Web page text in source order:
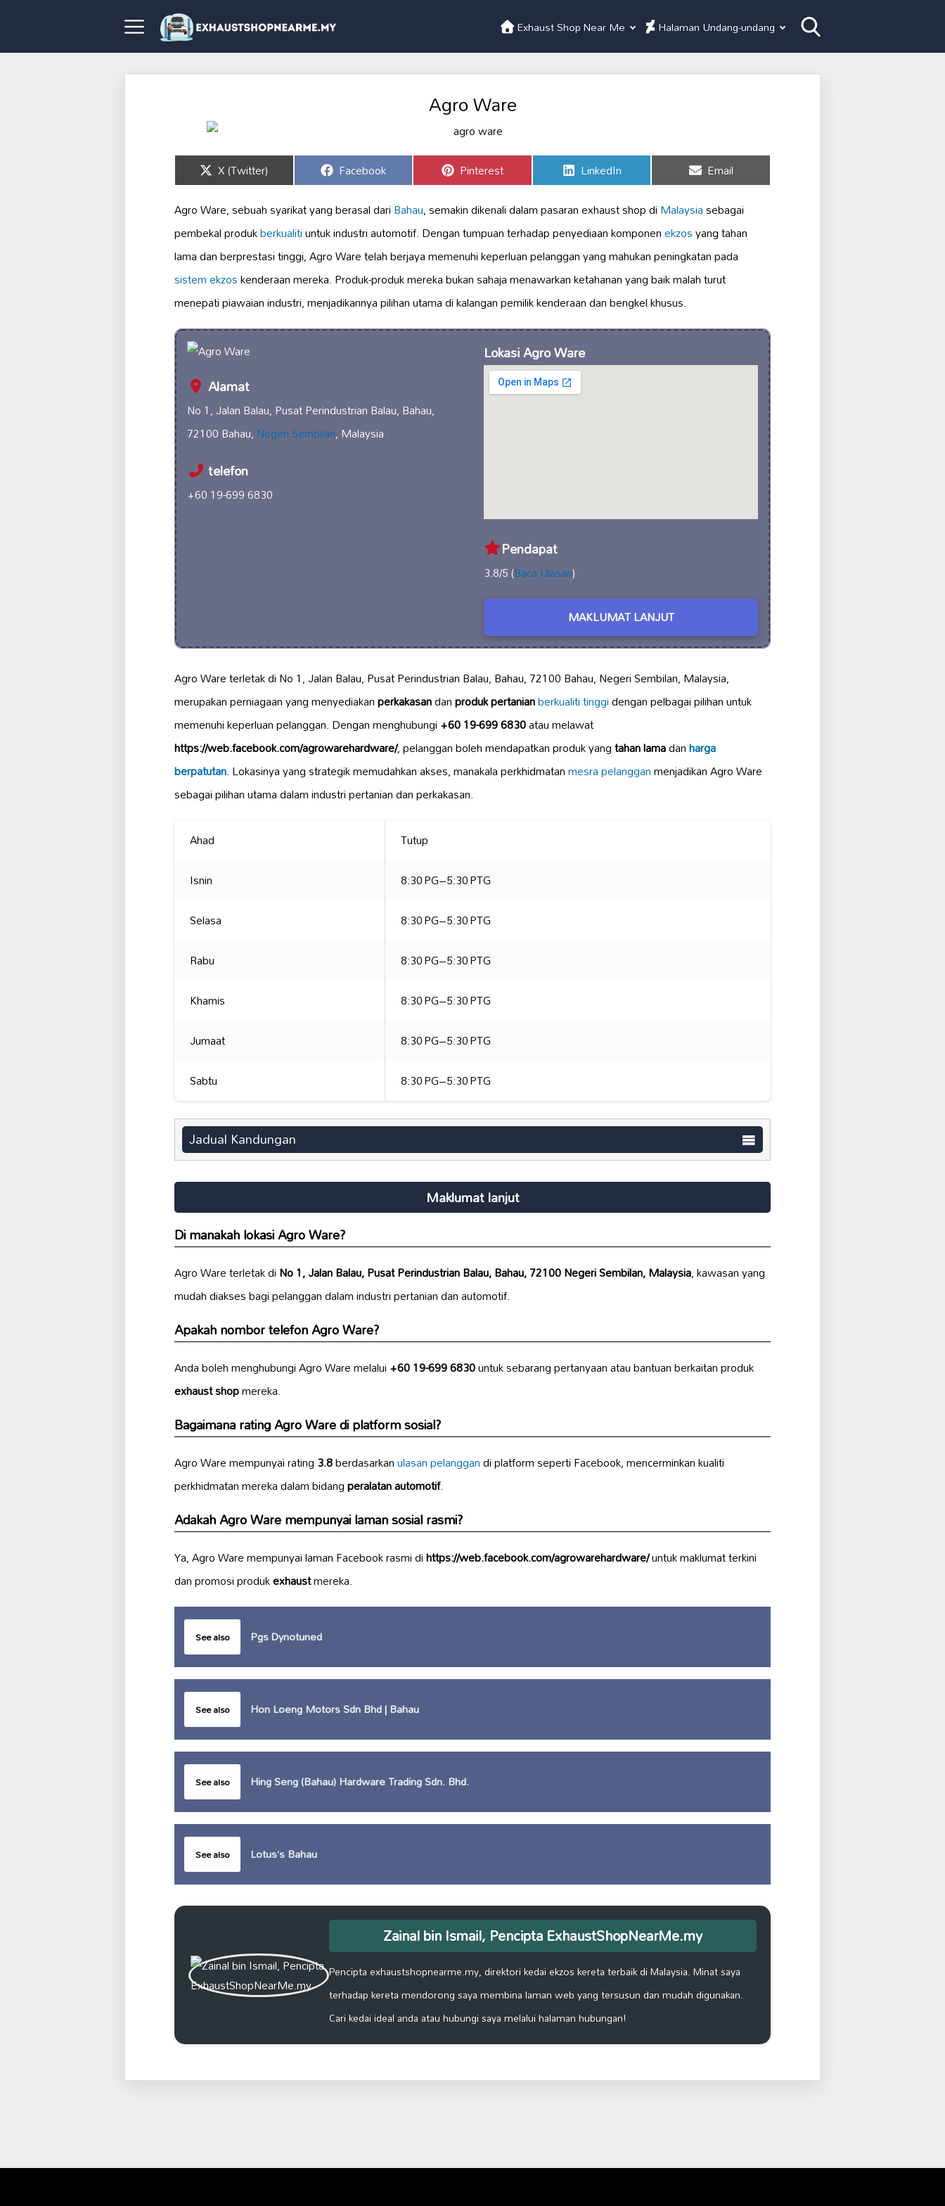
Exhaust Shop Near Me Halaman Undang-undang
Agro Ware
Share
on
X (Twitter) Share
on
Facebook Share
on
Pinterest Share
on
LinkedIn Share
on
Email
Agro Ware, sebuah syarikat yang berasal dariBahau, semakin dikenali dalam pasaran exhaust shop diMalaysiasebagai
pembekal produkberkualitiuntuk industri automotif. Dengan tumpuan terhadap penyediaan komponenekzosyang tahan
lama dan berprestasi tinggi, Agro Ware telah berjaya memenuhi keperluan pelanggan yang mahukan peningkatan pada
sistem ekzoskenderaan mereka. Produk-produk mereka bukan sahaja menawarkan ketahanan yang baik malah turut
menepati piawaian industri, menjadikannya pilihan utama di kalangan pemilik kenderaan dan bengkel khusus.
Alamat
No 1, Jalan Balau, Pusat Perindustrian Balau, Bahau,
72100 Bahau,Negeri Sembilan, Malaysia
telefon
+60 19-699 6830
Lokasi Agro Ware
Pendapat
3.8/5 (Baca Ulasan)
MAKLUMAT LANJUT
Agro Ware terletak di No 1, Jalan Balau, Pusat Perindustrian Balau, Bahau, 72100 Bahau, Negeri Sembilan, Malaysia,
merupakan perniagaan yang menyediakanperkakasandanproduk pertanianberkualiti tinggidengan pelbagai pilihan untuk
memenuhi keperluan pelanggan. Dengan menghubungi+60 19-699 6830atau melawat
https://web.facebook.com/agrowarehardware/, pelanggan boleh mendapatkan produk yangtahan lamadanharga
berpatutan. Lokasinya yang strategik memudahkan akses, manakala perkhidmatanmesra pelangganmenjadikan Agro Ware
sebagai pilihan utama dalam industri pertanian dan perkakasan.
Ahad
Tutup
Isnin
8:30 PG–5:30 PTG
Selasa
8:30 PG–5:30 PTG
Rabu
8:30 PG–5:30 PTG
Khamis
8:30 PG–5:30 PTG
Jumaat
8:30 PG–5:30 PTG
Sabtu
8:30 PG–5:30 PTG
Jadual Kandungan
Maklumat lanjut
Di manakah lokasi Agro Ware?
Agro Ware terletak diNo 1, Jalan Balau, Pusat Perindustrian Balau, Bahau, 72100 Negeri Sembilan, Malaysia, kawasan yang
mudah diakses bagi pelanggan dalam industri pertanian dan automotif.
Apakah nombor telefon Agro Ware?
Anda boleh menghubungi Agro Ware melalui+60 19-699 6830untuk sebarang pertanyaan atau bantuan berkaitan produk
exhaust shopmereka.
Bagaimana rating Agro Ware di platform sosial?
Agro Ware mempunyai rating3.8berdasarkanulasan pelanggandi platform seperti Facebook, mencerminkan kualiti
perkhidmatan mereka dalam bidangperalatan automotif.
Adakah Agro Ware mempunyai laman sosial rasmi?
Ya, Agro Ware mempunyai laman Facebook rasmi dihttps://web.facebook.com/agrowarehardware/untuk maklumat terkini
dan promosi produkexhaustmereka.
See also Pgs Dynotuned
See also Hon Loeng Motors Sdn Bhd | Bahau
See also Hing Seng (Bahau) Hardware Trading Sdn. Bhd.
See also Lotus’s Bahau
Zainal bin Ismail, Pencipta ExhaustShopNearMe.my
Pencipta exhaustshopnearme.my, direktori kedai ekzos kereta terbaik di Malaysia. Minat saya
terhadap kereta mendorong saya membina laman web yang tersusun dan mudah digunakan.
Cari kedai ideal anda atau hubungi saya melalui halaman hubungan!